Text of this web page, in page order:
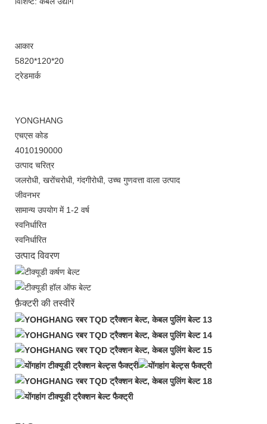
आकार
5820*120*20
ट्रेडमार्क
YONGHANG
एचएस कोड
4010190000
उत्पाद चरित्र
जलरोधी, खरोंचरोधी, गंदगीरोधी, उच्च गुणवत्ता वाला उत्पाद
जीवनभर
सामान्य उपयोग में 1-2 वर्ष
स्वनिर्धारित
स्वनिर्धारित
उत्पाद विवरण
फ़ैक्टरी की तस्वीरें